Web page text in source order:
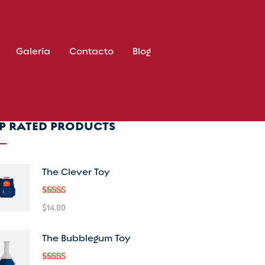
Galería Contacto Blog
RATED PRODUCTS
The Clever Toy
Valorado
en5.00
$14.00
The Bubblegum Toy